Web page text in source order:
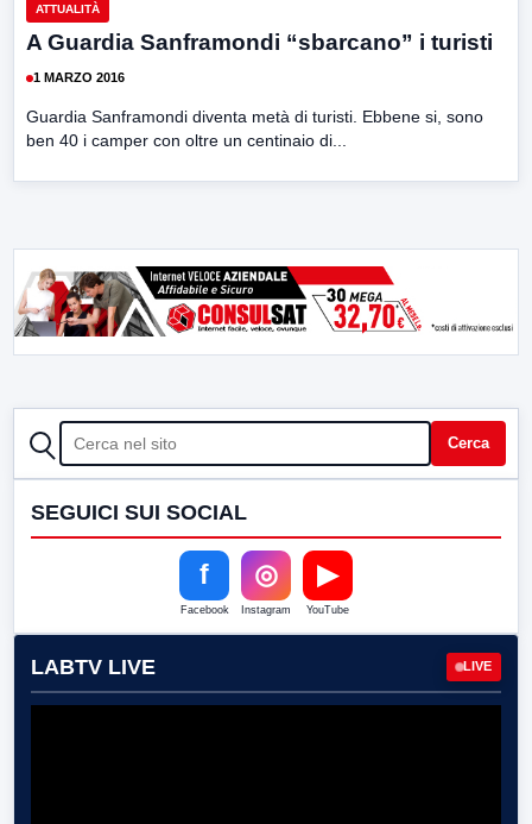
ATTUALITÀ
A Guardia Sanframondi “sbarcano” i turisti
1 MARZO 2016
Guardia Sanframondi diventa metà di turisti. Ebbene si, sono
ben 40 i camper con oltre un centinaio di...
CERCA Cerca
SEGUICI SUI SOCIAL
f
Facebook
◎
Instagram
▶
YouTube
LABTV LIVE LIVE